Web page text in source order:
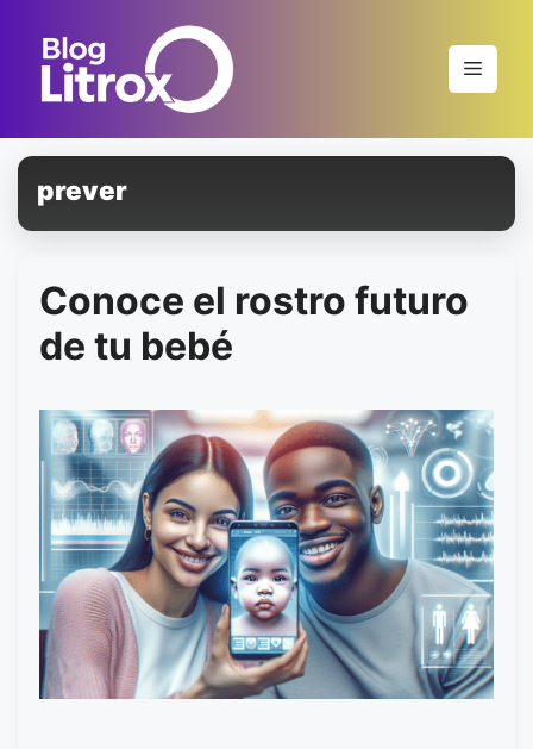
contenido
Menú
prever
Conoce el rostro futuro
de tu bebé